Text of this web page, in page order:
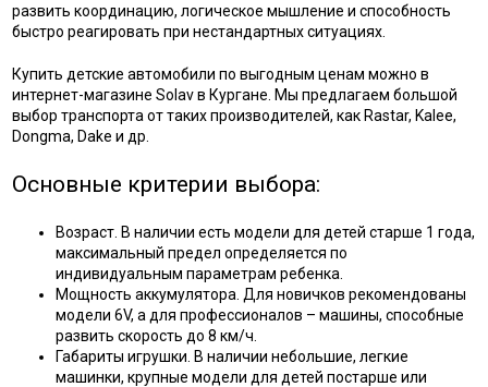
развить координацию, логическое мышление и способность
быстро реагировать при нестандартных ситуациях.
Купить детские автомобили по выгодным ценам можно в
интернет-магазине Solav в Кургане. Мы предлагаем большой
выбор транспорта от таких производителей, как Rastar, Kalee,
Dongma, Dake и др.
Основные критерии выбора:
Возраст. В наличии есть модели для детей старше 1 года,
максимальный предел определяется по
индивидуальным параметрам ребенка.
Мощность аккумулятора. Для новичков рекомендованы
модели 6V, а для профессионалов – машины, способные
развить скорость до 8 км/ч.
Габариты игрушки. В наличии небольшие, легкие
машинки, крупные модели для детей постарше или